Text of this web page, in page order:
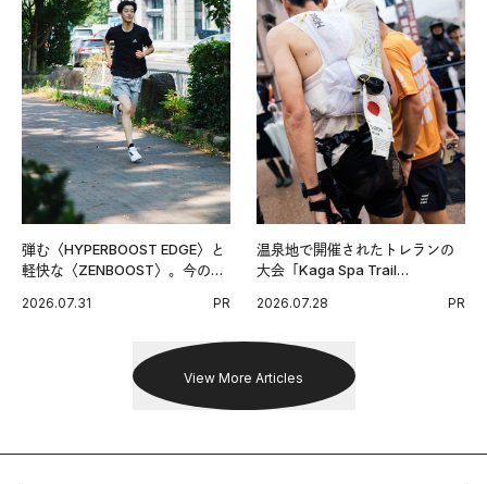
弾む〈HYPERBOOST EDGE〉と
軽快な〈ZENBOOST〉。今の時
出した新機軸。
2026.07.31 PR
温泉地で開催されたトレランの
大会「Kaga Spa Trail
戦を夢見るランナーたちの奮闘
2026.07.28 PR
View More Articles